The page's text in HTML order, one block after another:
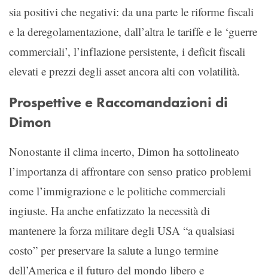
sia positivi che negativi: da una parte le riforme fiscali
e la deregolamentazione, dall’altra le tariffe e le ‘guerre
commerciali’, l’inflazione persistente, i deficit fiscali
elevati e prezzi degli asset ancora alti con volatilità.
Prospettive e Raccomandazioni di
Dimon
Nonostante il clima incerto, Dimon ha sottolineato
l’importanza di affrontare con senso pratico problemi
come l’immigrazione e le politiche commerciali
ingiuste. Ha anche enfatizzato la necessità di
mantenere la forza militare degli USA “a qualsiasi
costo” per preservare la salute a lungo termine
dell’America e il futuro del mondo libero e